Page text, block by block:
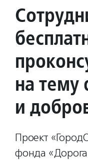
на тему
и
Проект
фонда